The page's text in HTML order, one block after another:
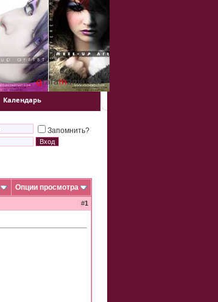
Календарь
Запомнить?
Опции просмотра
#1